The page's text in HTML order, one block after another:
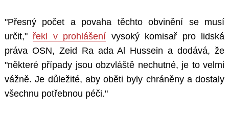
"Přesný počet a povaha těchto obvinění se musí
určit," řekl v prohlášení vysoký komisař pro lidská
práva OSN, Zeid Ra ada Al Hussein a dodává, že
"některé případy jsou obzvláště nechutné, je to velmi
vážně. Je důležité, aby oběti byly chráněny a dostaly
všechnu potřebnou péči."